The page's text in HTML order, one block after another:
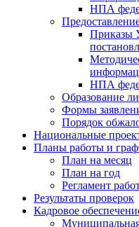
НПА
Приказы
НПА
Образование
Формы
Порядок
Национальные
Планы работы и
План на месяц
План на год
Регламент
Результаты проверок
Кадровое